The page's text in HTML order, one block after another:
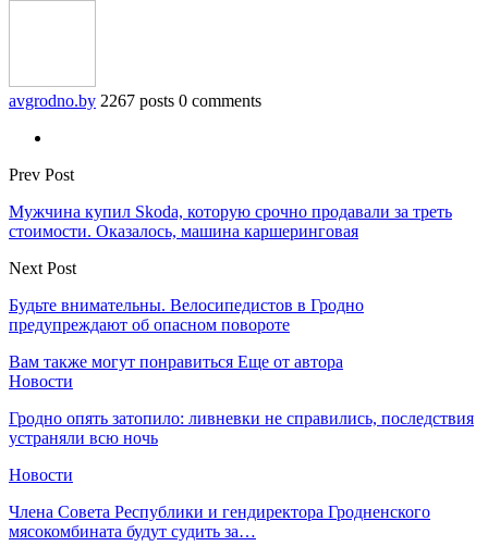
avgrodno.by 2267 posts 0 comments
Prev Post
Мужчина купил Skoda, которую срочно продавали за треть
стоимости. Оказалось, машина каршеринговая
Next Post
Будьте внимательны. Велосипедистов в Гродно
предупреждают об опасном повороте
Вам также могут понравиться Еще от автора
Новости
Гродно опять затопило: ливневки не справились, последствия
устраняли всю ночь
Новости
Члена Совета Республики и гендиректора Гродненского
мясокомбината будут судить за…